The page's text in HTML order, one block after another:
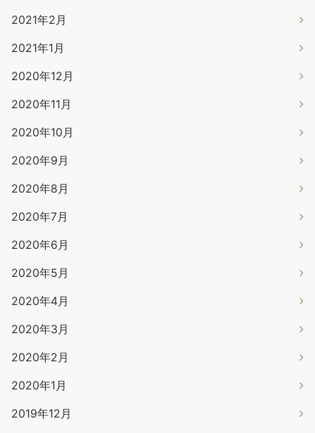
2021年2月
2021年1月
2020年12月
2020年11月
2020年10月
2020年9月
2020年8月
2020年7月
2020年6月
2020年5月
2020年4月
2020年3月
2020年2月
2020年1月
2019年12月